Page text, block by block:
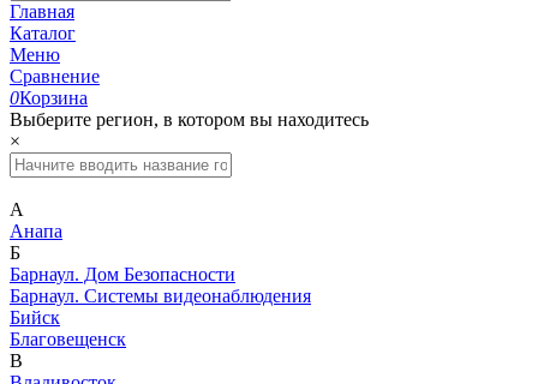
Главная
Каталог
Меню
Сравнение
0Корзина
Выберите регион, в котором вы находитесь
×
А
Анапа
Б
Барнаул. Дом Безопасности
Барнаул. Системы видеонаблюдения
Бийск
Благовещенск
В